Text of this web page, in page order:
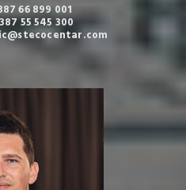
66 899 001
55 545 300